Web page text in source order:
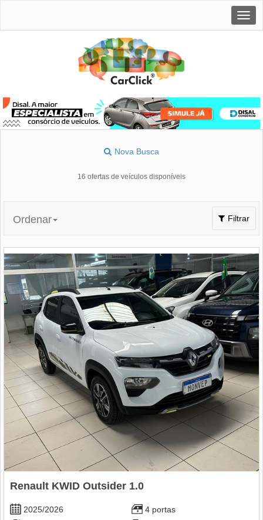
Nova Busca
16 ofertas de veículos disponíveis
Toggle
navigation
Filtrar
Ordenar
Renault KWID Outsider 1.0
2025/2026
4 portas